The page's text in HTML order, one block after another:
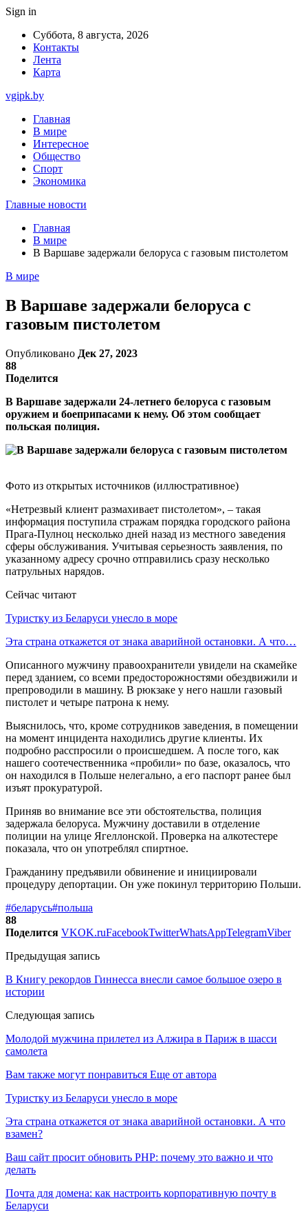
Sign in
Суббота, 8 августа, 2026
Контакты
Лента
Карта
vgipk.by
Главная
В мире
Интересное
Общество
Спорт
Экономика
Главные новости
Главная
В мире
В Варшаве задержали белоруса с газовым пистолетом
В мире
В Варшаве задержали белоруса с
газовым пистолетом
Опубликовано Дек 27, 2023
88
Поделится
В Варшаве задержали 24-летнего белоруса с газовым
оружием и боеприпасами к нему. Об этом сообщает
польская полиция.
Фото из открытых источников (иллюстративное)
«Нетрезвый клиент размахивает пистолетом», – такая
информация поступила стражам порядка городского района
Прага-Пулноц несколько дней назад из местного заведения
сферы обслуживания. Учитывая серьезность заявления, по
указанному адресу срочно отправились сразу несколько
патрульных нарядов.
Сейчас читают
Туристку из Беларуси унесло в море
Эта страна откажется от знака аварийной остановки. А что…
Описанного мужчину правоохранители увидели на скамейке
перед зданием, со всеми предосторожностями обездвижили и
препроводили в машину. В рюкзаке у него нашли газовый
пистолет и четыре патрона к нему.
Выяснилось, что, кроме сотрудников заведения, в помещении
на момент инцидента находились другие клиенты. Их
подробно расспросили о происшедшем. А после того, как
нашего соотечественника «пробили» по базе, оказалось, что
он находился в Польше нелегально, а его паспорт ранее был
изъят прокуратурой.
Приняв во внимание все эти обстоятельства, полиция
задержала белоруса. Мужчину доставили в отделение
полиции на улице Ягеллонской. Проверка на алкотестере
показала, что он употреблял спиртное.
Гражданину предъявили обвинение и инициировали
процедуру депортации. Он уже покинул территорию Польши.
#беларусь#польша
88
Поделится VKOK.ruFacebookTwitterWhatsAppTelegramViber
Предыдущая запись
В Книгу рекордов Гиннесса внесли самое большое озеро в
истории
Следующая запись
Молодой мужчина прилетел из Алжира в Париж в шасси
самолета
Вам также могут понравиться Еще от автора
Туристку из Беларуси унесло в море
Эта страна откажется от знака аварийной остановки. А что
взамен?
Ваш сайт просит обновить PHP: почему это важно и что
делать
Почта для домена: как настроить корпоративную почту в
Беларуси